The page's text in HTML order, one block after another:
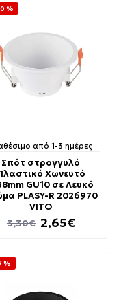
%
από 1-3 ημέρες
Σπότ στρογγυλό
Χωνευτό
GU10 σε Λευκό
PLASY-R 2026970
VITO
2,65€
3,30€
%